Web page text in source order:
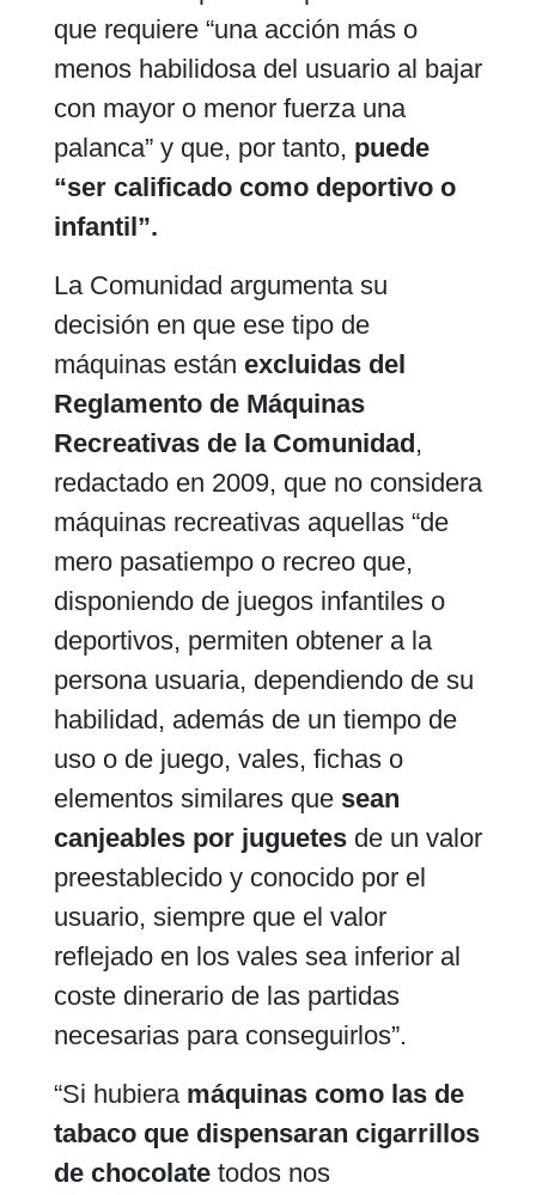
que requiere “una acción más o
menos habilidosa del usuario al bajar
con mayor o menor fuerza una
palanca” y que, por tanto, puede
“ser calificado como deportivo o
infantil”.
La Comunidad argumenta su
decisión en que ese tipo de
máquinas están excluidas del
Reglamento de Máquinas
Recreativas de la Comunidad,
redactado en 2009, que no considera
máquinas recreativas aquellas “de
mero pasatiempo o recreo que,
disponiendo de juegos infantiles o
deportivos, permiten obtener a la
persona usuaria, dependiendo de su
habilidad, además de un tiempo de
uso o de juego, vales, fichas o
elementos similares que sean
canjeables por juguetesde un valor
preestablecido y conocido por el
usuario, siempre que el valor
reflejado en los vales sea inferior al
coste dinerario de las partidas
necesarias para conseguirlos”.
“Si hubiera máquinas como las de
tabaco que dispensaran cigarrillos
de chocolate todos nos